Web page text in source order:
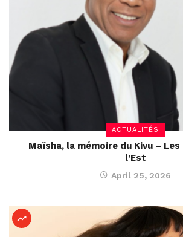
ACTUALITÉS
Maïsha, la mémoire du Kivu –
l’Est
April 25, 2026